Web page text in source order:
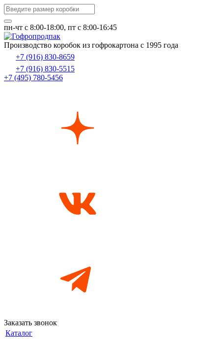
пн-чт c 8:00-18:00, пт с 8:00-16:45
Производство коробок из гофрокартона с 1995 года
+7 (916) 830-8659
+7 (916) 830-5515
+7 (495) 780-5456
Заказать звонок
Каталог